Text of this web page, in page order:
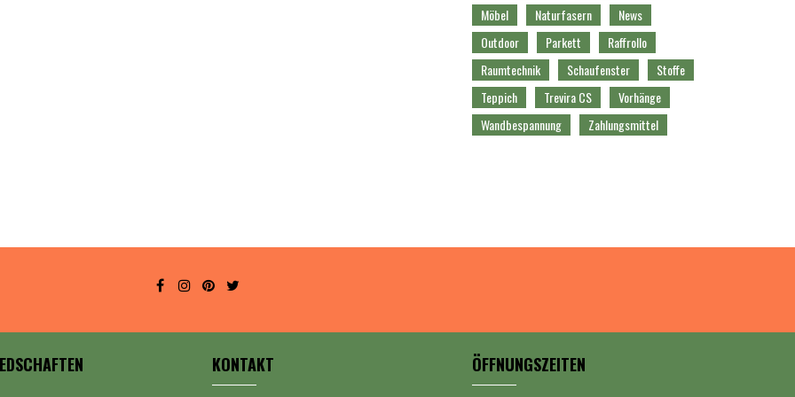
Möbel
Naturfasern
News
Outdoor
Parkett
Raffrollo
Raumtechnik
Schaufenster
Stoffe
Teppich
Trevira CS
Vorhänge
Wandbespannung
Zahlungsmittel
KONTAKT ÖFFNUNGSZEITEN